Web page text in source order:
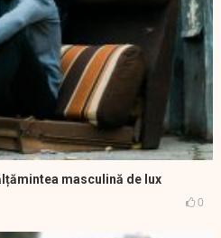
masculină de lux
0